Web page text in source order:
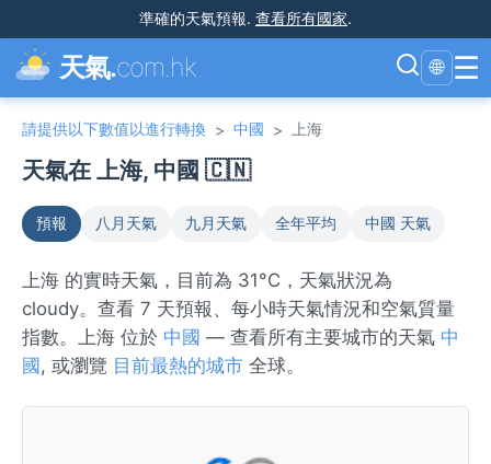
準確的天氣預報. 查看所有國家.
天氣.com.hk 🌐 ☰
請提供以下數值以進行轉換 > 中國 > 上海
天氣在 上海, 中國 🇨🇳
預報 八月天氣 九月天氣 全年平均 中國 天氣
上海 的實時天氣，目前為 31°C，天氣狀況為
cloudy。查看 7 天預報、每小時天氣情況和空氣質量
指數。上海 位於 中國 — 查看所有主要城市的天氣 中
國 , 或瀏覽 目前最熱的城市 全球。